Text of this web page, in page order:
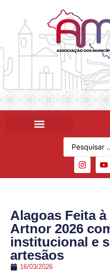
Alagoas Feita
Artnor 2026
institucional e
artesãos
16/03/2026